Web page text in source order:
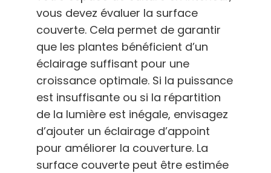
vous devez évaluer la surface
couverte. Cela permet de garantir
que les plantes bénéficient d’un
éclairage suffisant pour une
croissance optimale. Si la puissance
est insuffisante ou si la répartition
de la lumière est inégale, envisagez
d’ajouter un éclairage d’appoint
pour améliorer la couverture. La
surface couverte peut être estimée